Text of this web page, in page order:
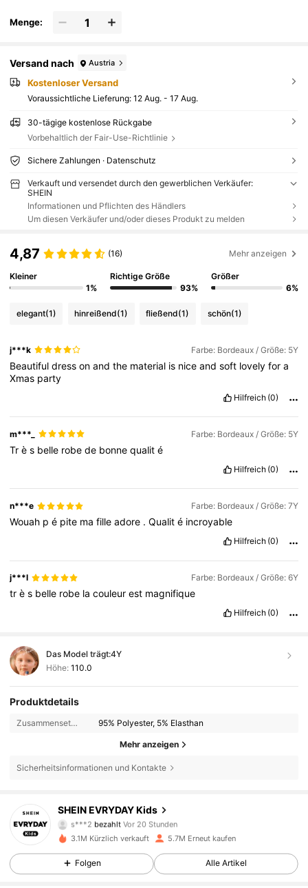
Menge:
Versand nach Austria
Kostenloser Versand
Voraussichtliche Lieferung: 12 Aug. - 17 Aug.
30-tägige kostenlose Rückgabe
Vorbehaltlich der Fair-Use-Richtlinie
Sichere Zahlungen · Datenschutz
Verkauft und versendet durch den gewerblichen Verkäufer:
SHEIN
Informationen und Pflichten des Händlers
Um diesen Verkäufer und/oder dieses Produkt zu melden
4,87 (16) Mehr anzeigen
Kleiner
1%
Richtige Größe
93%
Größer
6%
elegant(1) hinreißend(1) fließend(1) schön(1)
j***k Farbe: Bordeaux / Größe: 5Y
Beautifuldressonandthe material is niceandsoft lovelyfora
Xmas party
Hilfreich (0)
m***_ Farbe: Bordeaux / Größe: 5Y
Très belle robede bonnequalité
Hilfreich (0)
n***e Farbe: Bordeaux / Größe: 7Y
Wouah pé pite mafilleadore .Qualité incroyable
Hilfreich (0)
j***l Farbe: Bordeaux / Größe: 6Y
très belle robe lacouleurest magnifique
Hilfreich (0)
Das Model trägt:4Y
Höhe: 110.0
Produktdetails
Zusammensetzung: 95% Polyester, 5% Elasthan
Mehr anzeigen
Sicherheitsinformationen und Kontakte
SHEIN EVRYDAY Kids
4,90
427K Follower
Vor 20 Stunden
f***1istVor 5 Stundengefolgt
4,90 427K Follower
3.1M Kürzlich verkauft 5.7M Erneut kaufen
Folgen Alle Artikel